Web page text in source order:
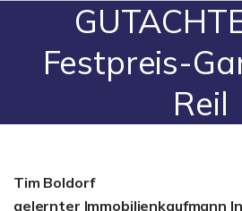
Festpreis-
Reil
Tim Boldorf
gelernter Immobilienkaufmann